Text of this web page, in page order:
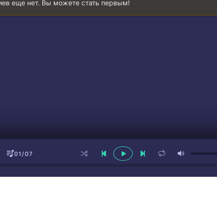
рву
NIRVANAю
еще нет. Вы можете стать первым!
01/07